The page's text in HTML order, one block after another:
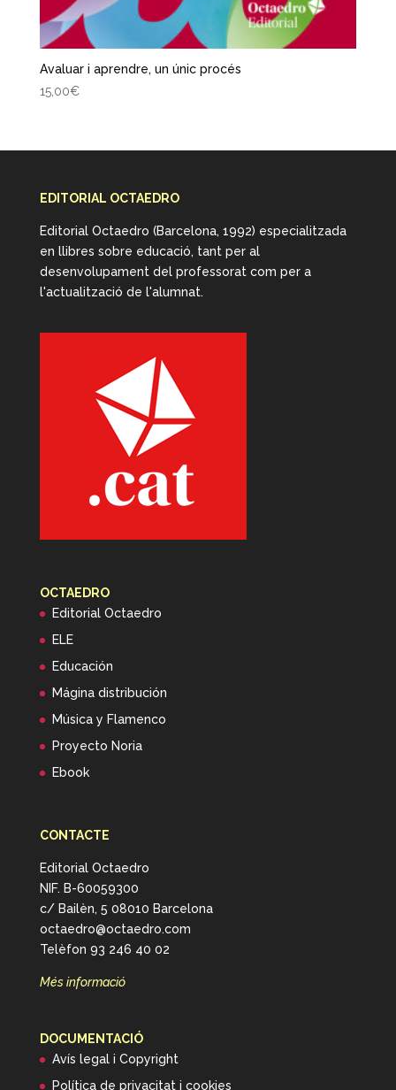
Avaluar i aprendre, un únic procés
15,00€
EDITORIAL OCTAEDRO
Editorial Octaedro (Barcelona, 1992) especialitzada
en llibres sobre educació, tant per al
desenvolupament del professorat com per a
l'actualització de l'alumnat.
OCTAEDRO
Editorial Octaedro
ELE
Educación
Mágina distribución
Música y Flamenco
Proyecto Noria
Ebook
CONTACTE
Editorial Octaedro
NIF. B-60059300
c/ Bailèn, 5 08010 Barcelona
octaedro@octaedro.com
Telèfon 93 246 40 02
Més informació
DOCUMENTACIÓ
Avís legal i Copyright
Política de privacitat i cookies